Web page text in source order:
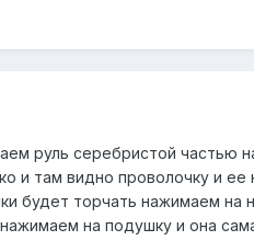
руль серебристой
и там видно проволочку и
будет торчать нажимаем на
на подушку и она